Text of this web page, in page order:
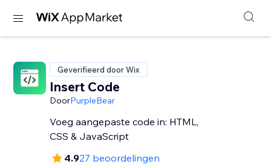
Geverifieerd door Wix
Insert Code
DoorPurpleBear
Voeg aangepaste code in: HTML,
CSS & JavaScript
4.927 beoordelingen